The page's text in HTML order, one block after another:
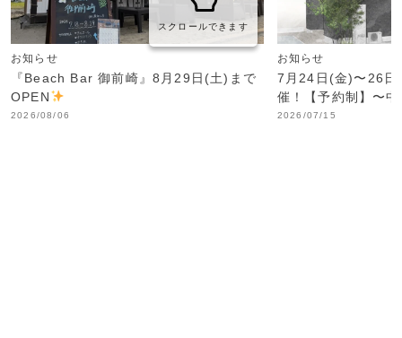
『Beach Bar 御前崎』8月29日(土)まで
OPEN
お知らせ
2026/08/06
7月24日(金)〜26日
催！【予約制】〜
お知らせ
2026/07/15
スクロールできます